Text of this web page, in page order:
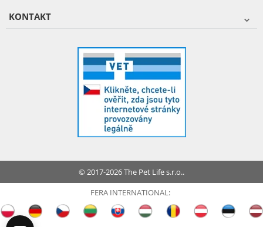
KONTAKT
© 2017-2026 The Pet Life s.r.o..
FERA INTERNATIONAL: